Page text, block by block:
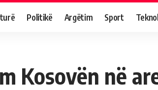
Politikë Argëtim Sport
Kosovën në